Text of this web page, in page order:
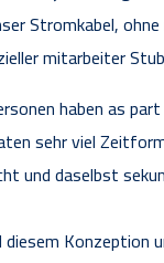
Stromkabel,
mitarbeiter
haben as
sehr viel
und daselbst
diesem Konzeption